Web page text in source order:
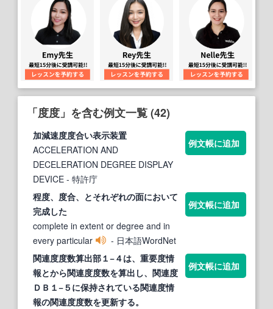
「度度」を含む例文一覧 (42)
加減速度度合い表示装置
ACCELERATION AND
DECELERATION DEGREE DISPLAY
DEVICE - 特許庁
例文帳に追加
程度、度合、とそれぞれの面において
完成した
complete in extent or degree and in
every particular
- 日本語WordNet
例文帳に追加
関連度度数算出部１−４は、重要度情
報とから関連度度数を算出し、関連度
ＤＢ１−５に保持されている関連度情
報の関連度度数を更新する。
例文帳に追加